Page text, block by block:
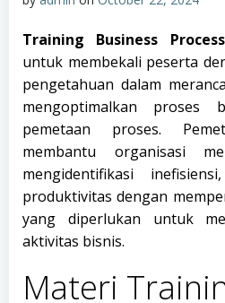
Training Business
untuk membekali peserta
pengetahuan dalam
mengoptimalkan proses
pemetaan proses.
membantu organisasi
mengidentifikasi
produktivitas dengan
yang diperlukan untuk
aktivitas bisnis.
Materi